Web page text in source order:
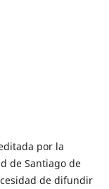
por la
de Santiago de
de difundir